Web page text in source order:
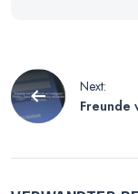
Next:
Freunde